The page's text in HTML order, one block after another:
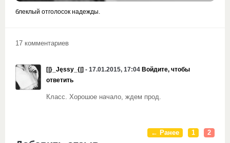
блеклый отголосок надежды.
17 комментариев
[|}_Jęssy_{|] - 17.01.2015, 17:04 Войдите, чтобы
ответить
Класс. Хорошое начало, ждем прод.
← Ранее 1 2